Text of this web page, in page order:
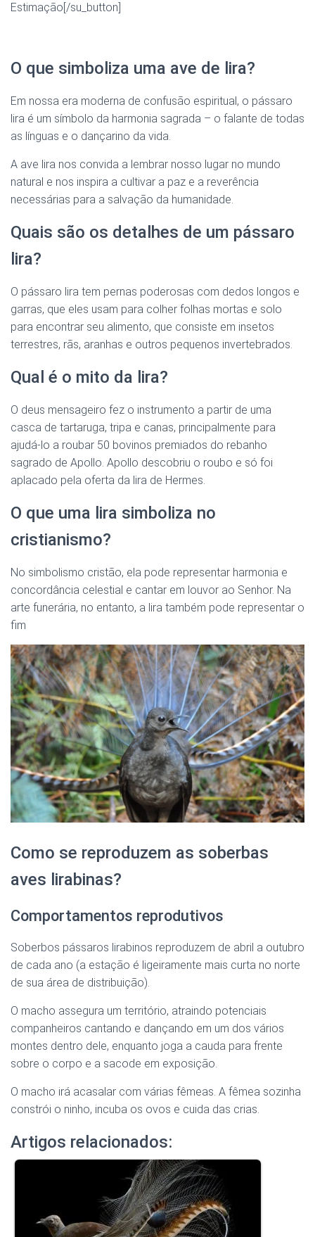
Estimação[/su_button]
O que simboliza uma ave de lira?
Em nossa era moderna de confusão espiritual, o pássaro
lira é um símbolo da harmonia sagrada – o falante de todas
as línguas e o dançarino da vida.
A ave lira nos convida a lembrar nosso lugar no mundo
natural e nos inspira a cultivar a paz e a reverência
necessárias para a salvação da humanidade.
Quais são os detalhes de um pássaro
lira?
O pássaro lira tem pernas poderosas com dedos longos e
garras, que eles usam para colher folhas mortas e solo
para encontrar seu alimento, que consiste em insetos
terrestres, rãs, aranhas e outros pequenos invertebrados.
Qual é o mito da lira?
O deus mensageiro fez o instrumento a partir de uma
casca de tartaruga, tripa e canas, principalmente para
ajudá-lo a roubar 50 bovinos premiados do rebanho
sagrado de Apollo. Apollo descobriu o roubo e só foi
aplacado pela oferta da lira de Hermes.
O que uma lira simboliza no
cristianismo?
No simbolismo cristão, ela pode representar harmonia e
concordância celestial e cantar em louvor ao Senhor. Na
arte funerária, no entanto, a lira também pode representar o
fim
Como se reproduzem as soberbas
aves lirabinas?
Comportamentos reprodutivos
Soberbos pássaros lirabinos reproduzem de abril a outubro
de cada ano (a estação é ligeiramente mais curta no norte
de sua área de distribuição).
O macho assegura um território, atraindo potenciais
companheiros cantando e dançando em um dos vários
montes dentro dele, enquanto joga a cauda para frente
sobre o corpo e a sacode em exposição.
O macho irá acasalar com várias fêmeas. A fêmea sozinha
constrói o ninho, incuba os ovos e cuida das crias.
Artigos relacionados: